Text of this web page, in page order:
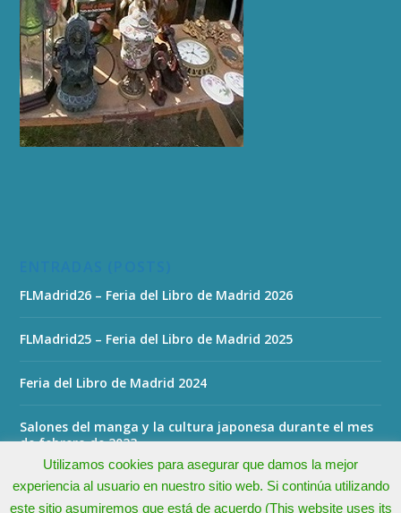
FLMadrid26 – Feria del Libro de Madrid 2026
FLMadrid25 – Feria del Libro de Madrid 2025
Feria del Libro de Madrid 2024
Salones del manga y la cultura japonesa durante el mes
de febrero de 2023
Utilizamos cookies para asegurar que damos la mejor
experiencia al usuario en nuestro sitio web. Si continúa utilizando
este sitio asumiremos que está de acuerdo (This website uses its